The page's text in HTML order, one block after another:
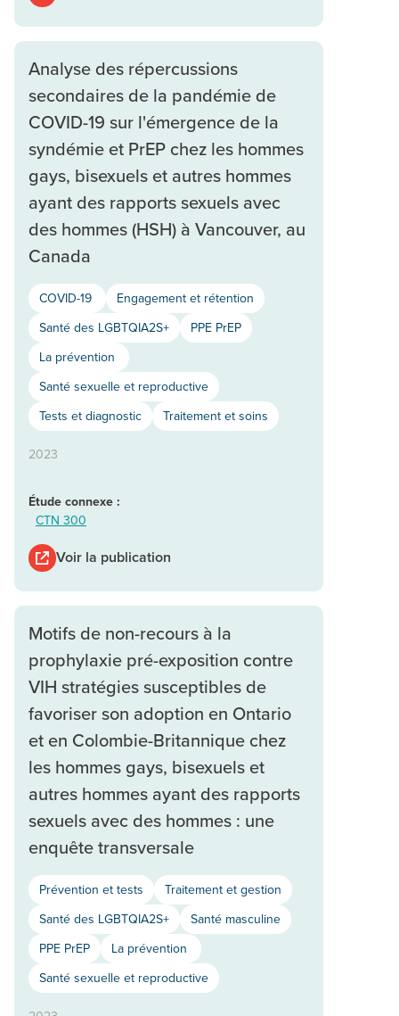
Analyse des répercussions
secondaires de la pandémie de
COVID-19 sur l'émergence de la
syndémie et PrEP chez les hommes
gays, bisexuels et autres hommes
ayant des rapports sexuels avec
des hommes (HSH) à Vancouver, au
Canada
COVID-19
Engagement et rétention
Santé des LGBTQIA2S+
PPE PrEP
La prévention
Santé sexuelle et reproductive
Tests et diagnostic
Traitement et soins
2023
Étude connexe :
CTN 300
Voir la publication
Motifs de non-recours à la
prophylaxie pré-exposition contre
VIH stratégies susceptibles de
favoriser son adoption en Ontario
et en Colombie-Britannique chez
les hommes gays, bisexuels et
autres hommes ayant des rapports
sexuels avec des hommes : une
enquête transversale
Prévention et tests
Traitement et gestion
Santé des LGBTQIA2S+
Santé masculine
PPE PrEP
La prévention
Santé sexuelle et reproductive